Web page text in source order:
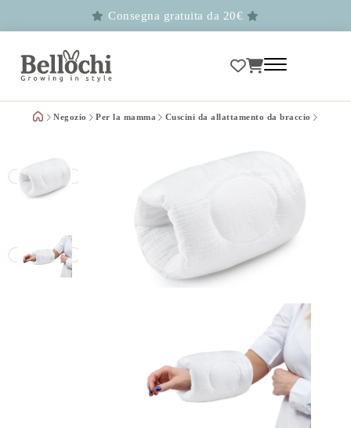
Consegna gratuita da 20€
Negozio Per la mamma Cuscini da allattamento da braccio